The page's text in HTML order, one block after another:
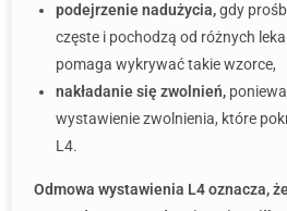
podejrzenie nadużycia,gdy
częste i pochodzą od różnych
pomaga wykrywać takie wzorce,
nakładanie się zwolnień,
wystawienie zwolnienia, które
L4.
Odmowa wystawienia L4 oznacza,